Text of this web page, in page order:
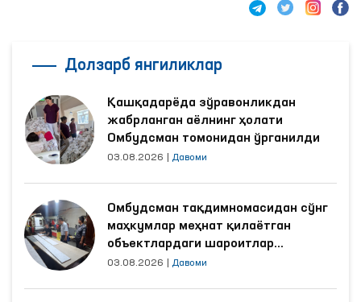
Долзарб янгиликлар
Қашқадарёда зўравонликдан
жабрланган аёлнинг ҳолати
Омбудсман томонидан ўрганилди
03.08.2026 Давоми
Омбудсман тақдимномасидан сўнг
маҳкумлар меҳнат қилаётган
объектлардаги шароитлар
яхшиланди
03.08.2026 Давоми